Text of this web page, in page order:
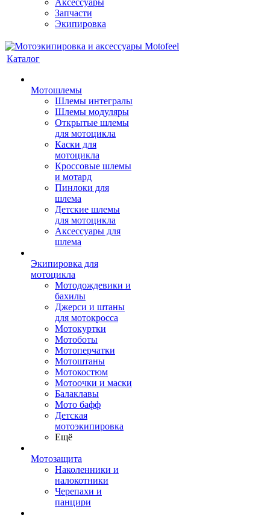
Аксессуары
Запчасти
Экипировка
Каталог
Мотошлемы
Шлемы интегралы
Шлемы модуляры
Открытые шлемы
для мотоцикла
Каски для
мотоцикла
Кроссовые шлемы
и мотард
Пинлоки для
шлема
Детские шлемы
для мотоцикла
Аксессуары для
шлема
Экипировка для
мотоцикла
Мотодождевики и
бахилы
Джерси и штаны
для мотокросса
Мотокуртки
Мотоботы
Мотоперчатки
Мотоштаны
Мотокостюм
Мотоочки и маски
Балаклавы
Мото бафф
Детская
мотоэкипировка
Ещё
Мотозащита
Наколенники и
налокотники
Черепахи и
панцири